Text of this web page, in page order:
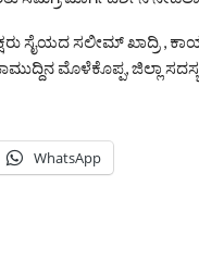
ಸೈಯದ ಸಲೀಮ್ ಖಾದ್ರಿ
ಮೊಳೆಕೊಪ್ಪ, ಜಿಲ್ಲಾ
WhatsApp